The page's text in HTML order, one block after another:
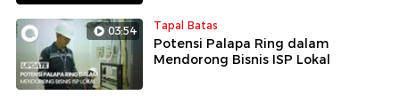
03:54 Tapal Batas
Potensi Palapa Ring dalam
Mendorong Bisnis ISP Lokal